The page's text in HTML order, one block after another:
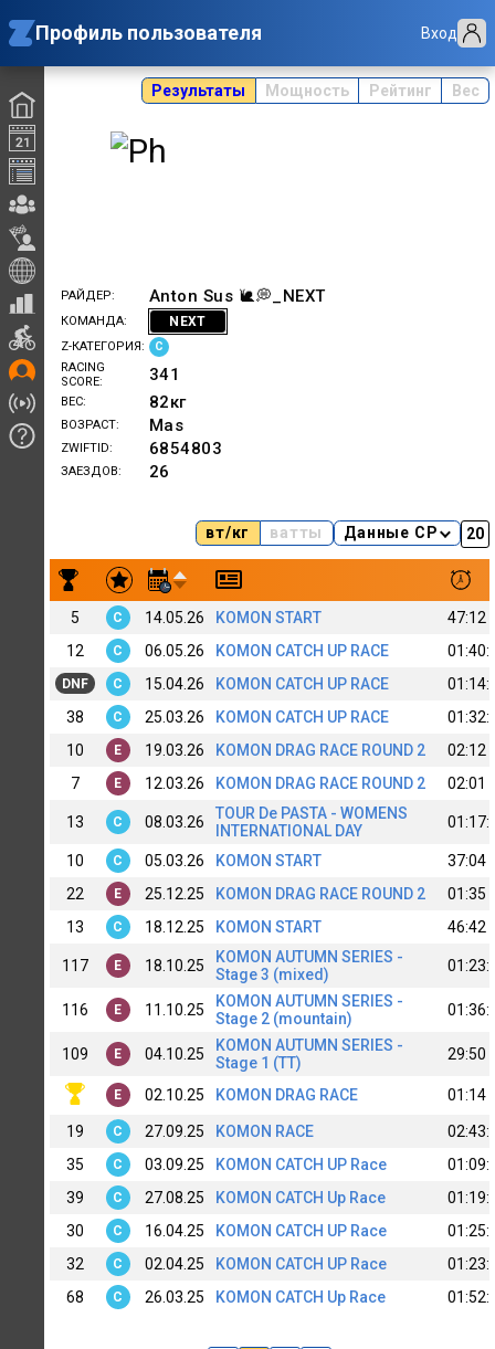
Профиль пользователя Вход
Результаты Мощность Рейтинг Вес
РАЙДЕР Anton Sus 🐌💭_NEXT
КОМАНДА NEXT
Z-КАТЕГОРИЯ
C
RACING
SCORE
341
ВЕС 82кг
ВОЗРАСТ Mas
ZWIFTID 6854803
ЗАЕЗДОВ 26
вт/кг ватты Данные CP
Результаты заездов Anton Sus
5 C 14.05.26 KOMON START
47:12
12
C 06.05.26 KOMON CATCH UP RACE
DNF C 15.04.26 KOMON CATCH UP RACE
38
C 25.03.26 KOMON CATCH UP RACE
10
E 19.03.26 KOMON DRAG RACE ROUND 2
02:12
7
E 12.03.26 KOMON DRAG RACE ROUND 2 02:01
13 C 08.03.26
TOUR De PASTA - WOMENS
INTERNATIONAL DAY
10 C 05.03.26 KOMON START
37:04
22
E 25.12.25 KOMON DRAG RACE ROUND 2
01:35
13
C 18.12.25 KOMON START 46:42
117 E 18.10.25
KOMON AUTUMN SERIES -
Stage 3 (mixed)
116 E 11.10.25
KOMON AUTUMN SERIES -
Stage 2 (mountain)
109 E 04.10.25
KOMON AUTUMN SERIES -
Stage 1 (TT)
29:50
E 02.10.25 KOMON DRAG RACE 01:14
19 C 27.09.25 KOMON RACE
35
C 03.09.25 KOMON CATCH UP Race
39
C 27.08.25 KOMON CATCH Up Race
30
C 16.04.25 KOMON CATCH UP Race
32
C 02.04.25 KOMON CATCH UP Race
68
C 26.03.25 KOMON CATCH Up Race